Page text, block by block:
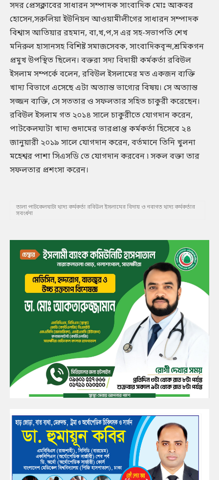
সদর প্রেসক্লাবের সাধারন সম্পাদক সাংবাদিক মোঃ আকবর
হোসেন,সরুলিয়া ইউনিয়ন আওয়ামীলীগের সাধারন সম্পাদক
বিশ্বাস আতিয়ার রহমান, বা,খ,প,স এর সহ-সভাপতি শেখ
মনিরুল হাসানসহ বিশিষ্ট সমাজসেবক, সাংবাদিকবৃন্দ,শ্রমিকগন
প্রমুখ উপস্থিত ছিলেন। বক্তরা সদ্য বিদায়ী কর্মকর্তা রবিউল
ইসলাম সম্পর্কে বলেন, রবিউল ইসলামের মত একজন ব্যক্তি
খাদ্য বিভাগে এসেছে এটা অত্যান্ত ভাগ্যের বিষয়। সে অত্যান্ত
সজ্জন ব্যক্তি, সে সততার ও সফলতার সহিত চাকুরী করেছেন।
রবিউল ইসলাম গত ২০১৪ সালে চাকুরীতে যোগদান করেন,
পাটকেলঘাটা খাদ্য গুদামের ভারপ্রাপ্ত কর্মকর্তা হিসেবে ২৪
জানুয়ারী ২০১৯ সালে যোগদান করেন, বর্তমানে তিনি খুলনা
মহেশ্বর পাশা সিএসডি তে যোগদান করবেন ৷ সকল বক্তা তার
সফলতার প্রশংসা করেন।
তালা পাটকেলঘাটা খাদ্য কর্মকর্তা রবিউল ইসলামের বিদায় ও নবাগত খাদ্য কর্মকর্তার
সবংর্ধনা